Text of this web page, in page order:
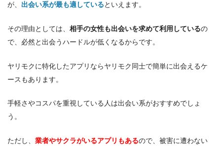
が、 出会い系が最も適しているといえます。
その理由としては、 相手の女性も出会いを求めて利用しているの
で、必然と出会うハードルが低くなるからです。
ヤリモクに特化したアプリならヤリモク同士で簡単に出会えるケ
ースもあります。
手軽さやコスパを重視している人は出会い系がおすすめでしょ
う。
ただし、 業者やサクラがいるアプリもあるので、被害に遭わない